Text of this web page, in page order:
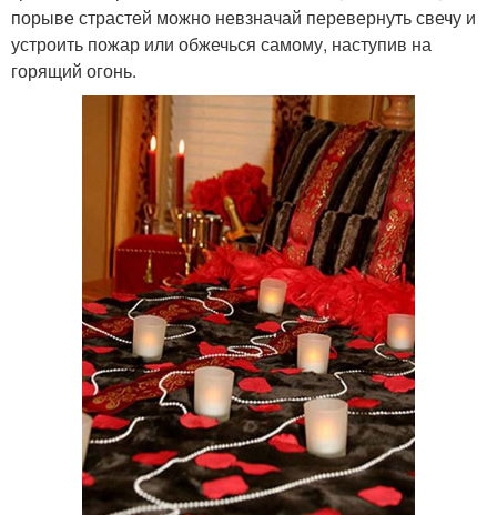
порыве страстей можно невзначай перевернуть свечу и
устроить пожар или обжечься самому, наступив на
горящий огонь.